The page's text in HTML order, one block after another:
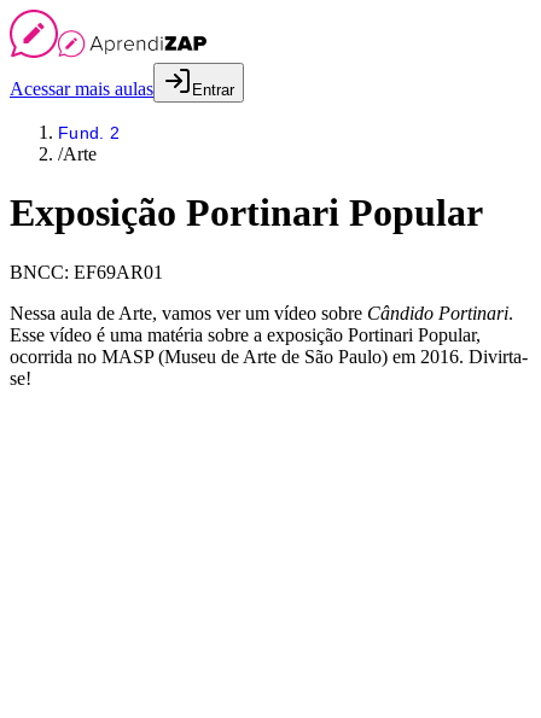
Acessar mais aulas Entrar
Fund. 2
/Arte
Exposição Portinari Popular
BNCC: EF69AR01
Nessa aula de Arte, vamos ver um vídeo sobre Cândido Portinari.
Esse vídeo é uma matéria sobre a exposição Portinari Popular,
ocorrida no MASP (Museu de Arte de São Paulo) em 2016. Divirta-
se!